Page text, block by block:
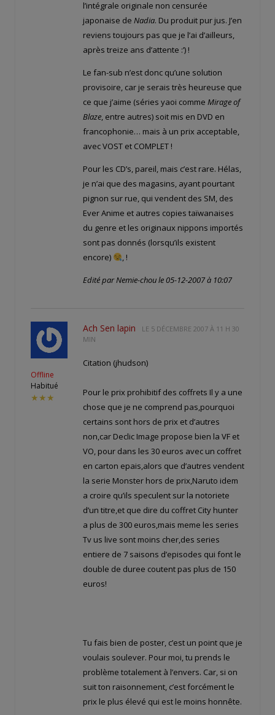
l’intégrale originale non censurée
japonaise de Nadia. Du produit pur jus. J’en
reviens toujours pas que je l’ai d’ailleurs,
après treize ans d’attente :’) !
Le fan-sub n’est donc qu’une solution
provisoire, car je serais très heureuse que
ce que j’aime (séries yaoi comme Mirage of
Blaze, entre autres) soit mis en DVD en
francophonie… mais à un prix acceptable,
avec VOST et COMPLET !
Pour les CD’s, pareil, mais c’est rare. Hélas,
je n’ai que des magasins, ayant pourtant
pignon sur rue, qui vendent des SM, des
Ever Anime et autres copies taïwanaises
du genre et les originaux nippons importés
sont pas donnés (lorsqu’ils existent
encore)
, !
Edité par Nemie-chou le 05-12-2007 à 10:07
Offline
Habitué
★★★
Ach Sen lapin LE 5 DÉCEMBRE 2007 À 11 H 30
MIN
Citation (jhudson)
Pour le prix prohibitif des coffrets Il y a une
chose que je ne comprend pas,pourquoi
certains sont hors de prix et d’autres
non,car Declic Image propose bien la VF et
VO, pour dans les 30 euros avec un coffret
en carton epais,alors que d’autres vendent
la serie Monster hors de prix,Naruto idem
a croire qu’ils speculent sur la notoriete
d’un titre,et que dire du coffret City hunter
a plus de 300 euros,mais meme les series
Tv us live sont moins cher,des series
entiere de 7 saisons d’episodes qui font le
double de duree coutent pas plus de 150
euros!
Tu fais bien de poster, c’est un point que je
voulais soulever. Pour moi, tu prends le
problème totalement à l’envers. Car, si on
suit ton raisonnement, c’est forcément le
prix le plus élevé qui est le moins honnête.